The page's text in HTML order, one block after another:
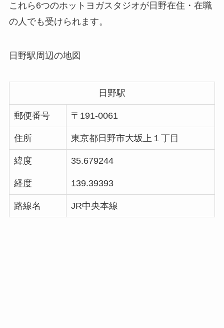
これら6つのホットヨガスタジオが日野在住・在職
の人でも受けられます。
日野駅周辺の地図
日野駅
郵便番号 〒191-0061
住所 東京都日野市大坂上１丁目
緯度 35.679244
経度 139.39393
路線名 JR中央本線